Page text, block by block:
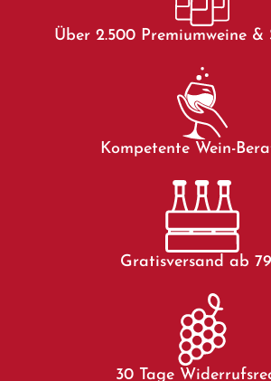
Über 2.500 Premiumweine &
Kompetente Wein-
Gratisversand ab
30 Tage